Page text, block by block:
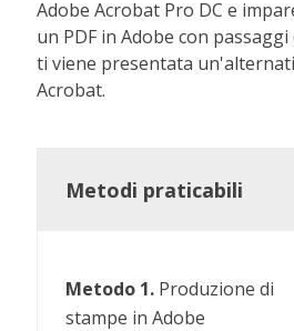
Adobe Acrobat Pro DC e
un PDF in Adobe con
ti viene presentata
Acrobat.
Metodi praticabili
Metodo 1. Produzione di
stampe in Adobe